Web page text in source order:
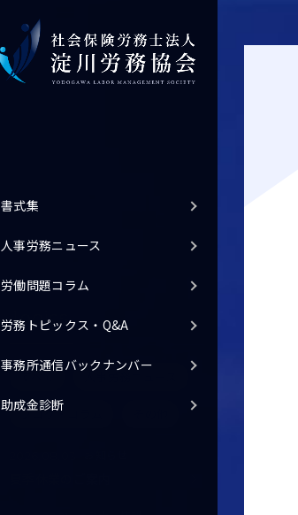
書式集
人事労務ニュース
労働問題コラム
労務トピックス・Q&A
事務所通信バックナンバー
助成金診断
Topics
ブログ・コラム